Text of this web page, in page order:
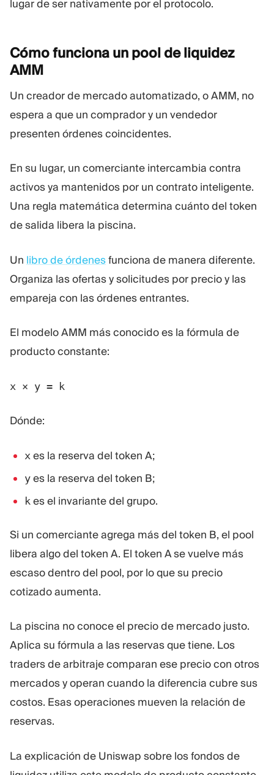
lugar de ser nativamente por el protocolo.
Cómo funciona un pool de liquidez
AMM
Un creador de mercado automatizado, o AMM, no
espera a que un comprador y un vendedor
presenten órdenes coincidentes.
En su lugar, un comerciante intercambia contra
activos ya mantenidos por un contrato inteligente.
Una regla matemática determina cuánto del token
de salida libera la piscina.
Un libro de órdenesfunciona de manera diferente.
Organiza las ofertas y solicitudes por precio y las
empareja con las órdenes entrantes.
El modelo AMM más conocido es la fórmula de
producto constante:
x × y = k
Dónde:
x es la reserva del token A;
y es la reserva del token B;
k es el invariante del grupo.
Si un comerciante agrega más del token B, el pool
libera algo del token A. El token A se vuelve más
escaso dentro del pool, por lo que su precio
cotizado aumenta.
La piscina no conoce el precio de mercado justo.
Aplica su fórmula a las reservas que tiene. Los
traders de arbitraje comparan ese precio con otros
mercados y operan cuando la diferencia cubre sus
costos. Esas operaciones mueven la relación de
reservas.
La explicación de Uniswap sobre los fondos de